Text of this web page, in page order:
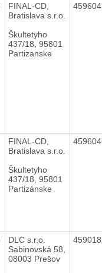
FINAL-CD,
Bratislava s.r.o.
Škultetyho
437/18, 95801
Partizanske
FINAL-CD,
Bratislava s.r.o.
Škultetyho
437/18, 95801
Partizánske
DLC s.r.o.
Sabinovská 58,
08003 Prešov